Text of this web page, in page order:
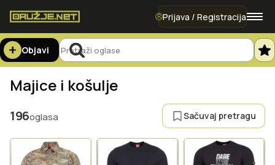
Prijava / Registracija
Objavi
Majice i košulje
196oglasa Sačuvaj pretragu